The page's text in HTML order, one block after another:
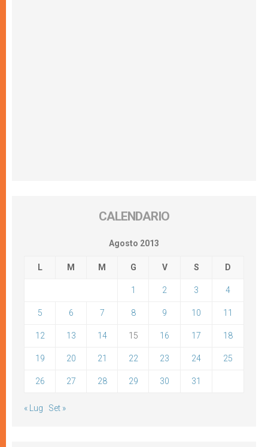
CALENDARIO
Agosto 2013
L M M G V S D
1 2 3 4
5 6 7 8 9 10 11
12 13 14 15 16 17 18
19 20 21 22 23 24 25
26 27 28 29 30 31
« Lug Set »